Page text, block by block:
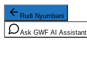
Rudi Nyumbani
Ask GWF AI Assistant